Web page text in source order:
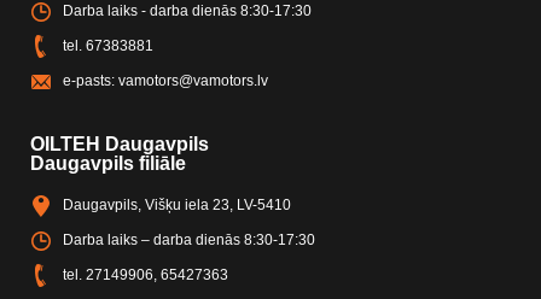
Darba laiks - darba dienās 8:30-17:30
tel. 67383881
e-pasts: vamotors@vamotors.lv
OILTEH Daugavpils
Daugavpils filiāle
Daugavpils, Višķu iela 23, LV-5410
Darba laiks – darba dienās 8:30-17:30
tel. 27149906, 65427363